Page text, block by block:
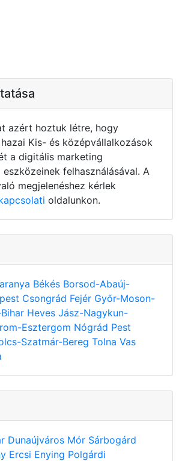
azért hoztuk létre, hogy
Kis- és középvállalkozások
a digitális marketing
felhasználásával. A
megjelenéshez kérlek
oldalunkon.
Békés Borsod-Abaúj-
Csongrád Fejér Győr-Moson-
Heves Jász-Nagykun-
Esztergom Nógrád Pest
Szatmár-Bereg Tolna Vas
Dunaújváros Mór Sárbogárd
Ercsi Enying Polgárdi